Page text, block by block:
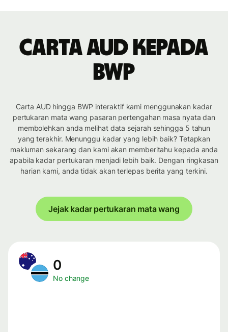
Carta AUD kepada
BWP
Carta AUD hingga BWP interaktif kami menggunakan kadar
pertukaran mata wang pasaran pertengahan masa nyata dan
membolehkan anda melihat data sejarah sehingga 5 tahun
yang terakhir. Menunggu kadar yang lebih baik? Tetapkan
makluman sekarang dan kami akan memberitahu kepada anda
apabila kadar pertukaran menjadi lebih baik. Dengan ringkasan
harian kami, anda tidak akan terlepas berita yang terkini.
Jejak kadar pertukaran mata wang
0
No change